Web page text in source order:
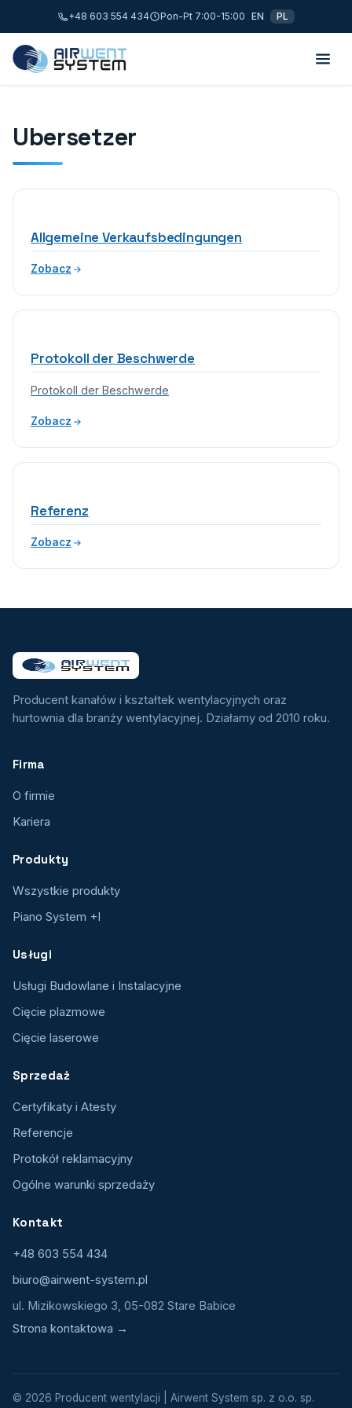
+48 603 554 434 Pon-Pt 7:00-15:00 EN PL
Ubersetzer
Allgemeine Verkaufsbedingungen
Zobacz
Protokoll der Beschwerde
Protokoll der Beschwerde
Zobacz
Referenz
Zobacz
Producent kanałów i kształtek wentylacyjnych oraz
hurtownia dla branży wentylacyjnej. Działamy od 2010 roku.
Firma
O firmie
Kariera
Produkty
Wszystkie produkty
Piano System +I
Usługi
Usługi Budowlane i Instalacyjne
Cięcie plazmowe
Cięcie laserowe
Sprzedaż
Certyfikaty i Atesty
Referencje
Protokół reklamacyjny
Ogólne warunki sprzedaży
Kontakt
+48 603 554 434
biuro@airwent-system.pl
ul. Mizikowskiego 3, 05-082 Stare Babice
Strona kontaktowa →
© 2026 Producent wentylacji | Airwent System sp. z o.o. sp.